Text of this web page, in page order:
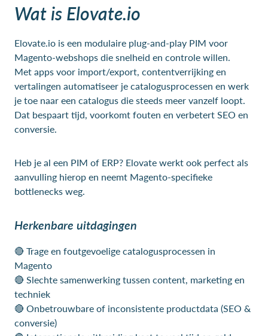
Wat is Elovate.io
Elovate.io is een modulaire plug-and-play PIM voor
Magento-webshops die snelheid en controle willen.
Met apps voor import/export, contentverrijking en
vertalingen automatiseer je catalogusprocessen en werk
je toe naar een catalogus die steeds meer vanzelf loopt.
Dat bespaart tijd, voorkomt fouten en verbetert SEO en
conversie.
Heb je al een PIM of ERP? Elovate werkt ook perfect als
aanvulling hierop en neemt Magento-specifieke
bottlenecks weg.
Herkenbare uitdagingen
🔴 Trage en foutgevoelige catalogusprocessen in
Magento
🔴 Slechte samenwerking tussen content, marketing en
techniek
🔴 Onbetrouwbare of inconsistente productdata (SEO &
conversie)